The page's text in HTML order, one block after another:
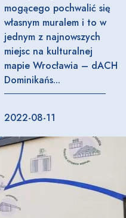
mogącego pochwalić się
własnym muralem i to w
jednym z najnowszych
miejsc na kulturalnej
mapie Wrocławia – dACH
Dominikańs...
2022-08-11